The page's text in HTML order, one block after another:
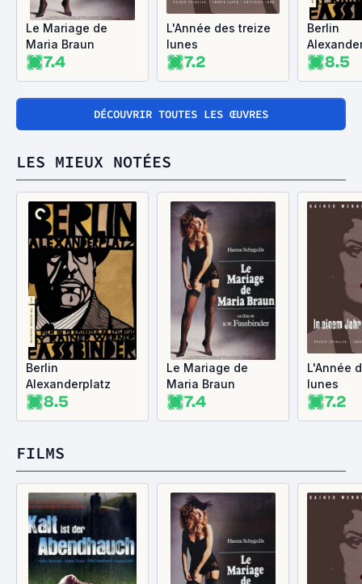
Le Mariage de
Maria Braun
7.4
L'Année des treize
lunes
7.2
Berlin
8.5
DÉCOUVRIR TOUTES LES ŒUVRES
LES MIEUX NOTÉES
Berlin
Alexanderplatz
8.5
Le Mariage de
Maria Braun
7.4
L'Année
lunes
7.2
FILMS